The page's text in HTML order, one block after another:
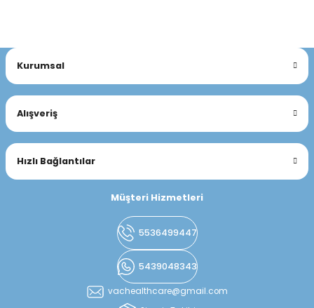
Kurumsal
Alışveriş
Hızlı Bağlantılar
Müşteri Hizmetleri
5536499447
5439048343
vachealthcare@gmail.com